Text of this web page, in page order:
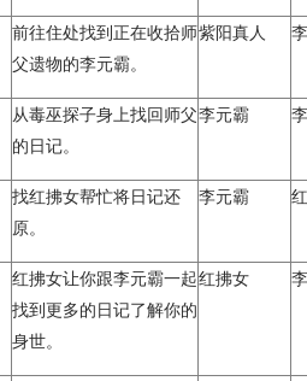
前往住处找到正在收拾师
父遗物的李元霸。
紫阳真人
从毒巫探子身上找回师父
的日记。
李元霸
找红拂女帮忙将日记还
原。
李元霸
红拂女让你跟李元霸一起
找到更多的日记了解你的
身世。
红拂女